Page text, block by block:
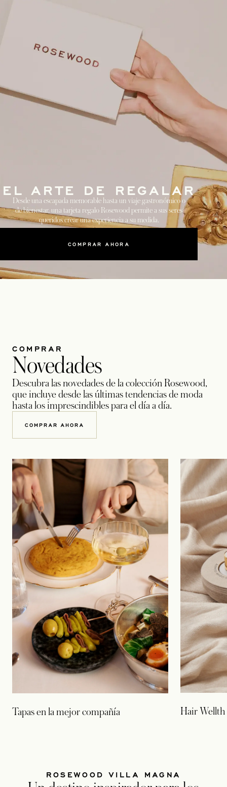
COMPRAR AHORA
EL ARTE DE REGALAR
Desde una escapada memorable hasta un viaje gastronómico o
de bienestar, una tarjeta regalo Rosewood permite a sus seres
queridos crear una experiencia a su medida.
COMPRAR
Novedades
Descubra las novedades de la colección Rosewood,
que incluye desde las últimas tendencias de moda
hasta los imprescindibles para el día a día.
COMPRAR AHORA
Tapas en la mejor compañía Hair Wellth
ROSEWOOD VILLA MAGNA